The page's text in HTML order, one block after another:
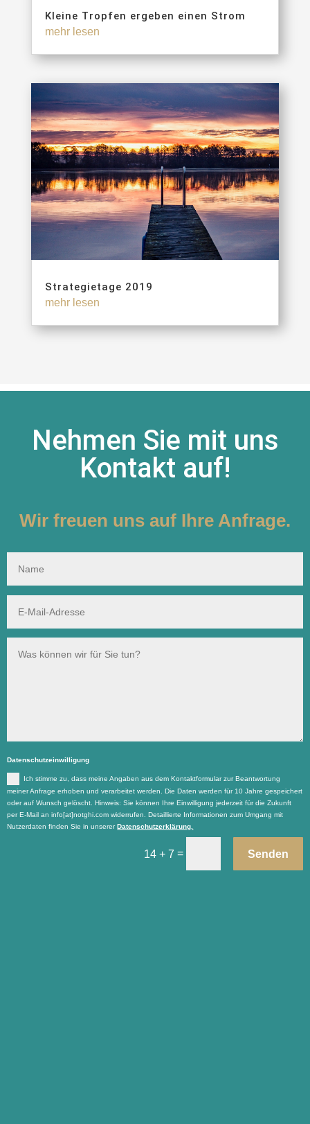
Kleine Tropfen ergeben einen Strom
mehr lesen
Strategietage 2019
mehr lesen
Nehmen Sie mit uns
Kontakt auf!
Wir freuen uns auf Ihre Anfrage.
Datenschutzeinwilligung
Ich stimme zu, dass meine Angaben aus dem Kontaktformular zur Beantwortung
meiner Anfrage erhoben und verarbeitet werden. Die Daten werden für 10 Jahre gespeichert
oder auf Wunsch gelöscht. Hinweis: Sie können Ihre Einwilligung jederzeit für die Zukunft
per E-Mail an info[at]notghi.com widerrufen. Detaillierte Informationen zum Umgang mit
Nutzerdaten finden Sie in unserer Datenschutzerklärung.
14 + 7 = Senden